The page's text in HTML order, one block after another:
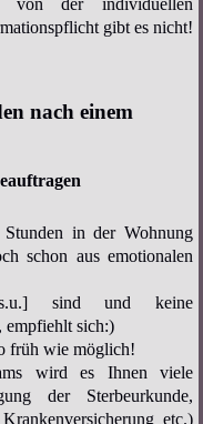
von der individuellen
gibt es nicht!
nach einem
in der Wohnung
schon aus emotionalen
sind und keine
empfiehlt sich:)
früh wie möglich!
wird es Ihnen viele
der Sterbeurkunde,
etc.)